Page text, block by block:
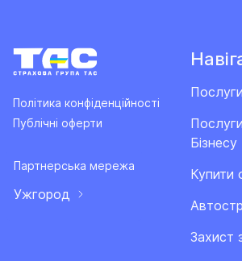
Політика конфіденційності
Публічні оферти
Партнерська мережа
Ужгород
Бізнесу
Купити
Захист